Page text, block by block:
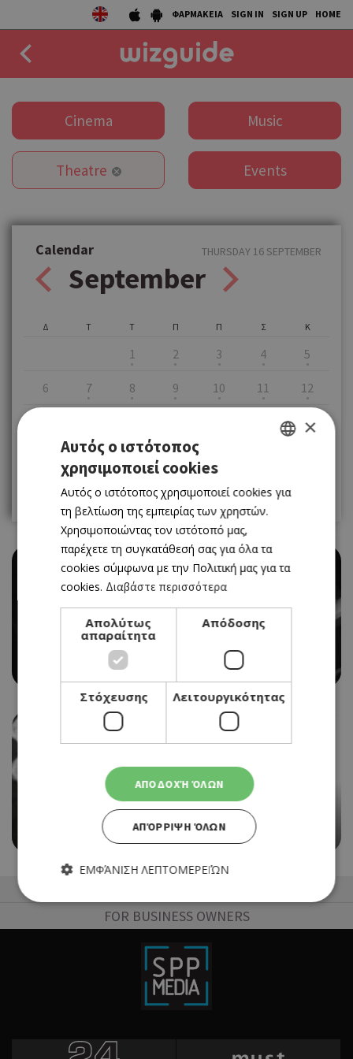
ΦΑΡΜΑΚΕΙΑ SIGN IN SIGN UP HOME
DRINK
COLLECTIONS
STORIES
Cinema Music
Theatre Events
Calendar
September
THURSDAY 16 SEPTEMBER
Δ Τ Τ
1
Π
2
Π
3
Σ
4
Κ
5
6 7 8 9 10 11 12
19
21 22 23
28 29 30
«1958» ΣΤΟ ΔΗΜΟΤΙΚΟ ΘΕΑΤΡΟ ΛΑΤΣΙΩΝ
16/09/2021 - 16/09/2021
«ΤΟ ΠΑΠΛΩΜΑ» ΣΤΟ ARTOS
16/09/2021 - 16/09/2021
FOR BUSINESS OWNERS
ENGLISH
×
Αυτός ο ιστότοπος
χρησιμοποιεί cookies
Αυτός ο ιστότοπος χρησιμοποιεί cookies για
τη βελτίωση της εμπειρίας των χρηστών.
Χρησιμοποιώντας τον ιστότοπό μας,
παρέχετε τη συγκατάθεσή σας για όλα τα
cookies σύμφωνα με την Πολιτική μας για τα
cookies. Διαβάστε περισσότερα
Απολύτως
απαραίτητα
Απόδοσης
Στόχευσης Λειτουργικότητας
ΑΠΟΔΟΧΉ ΌΛΩΝ
ΑΠΌΡΡΙΨΗ ΌΛΩΝ
ΕΜΦΆΝΙΣΗ ΛΕΠΤΟΜΕΡΕΙΏΝ
Λειτουργικότητας
Τα απολύτως απαραίτητα cookies επιτρέπουν βασικές
λειτουργίες του ιστότοπου, όπως τη σύνδεση χρήστη και τη